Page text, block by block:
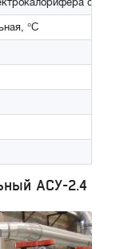
°С
АСУ-2.4